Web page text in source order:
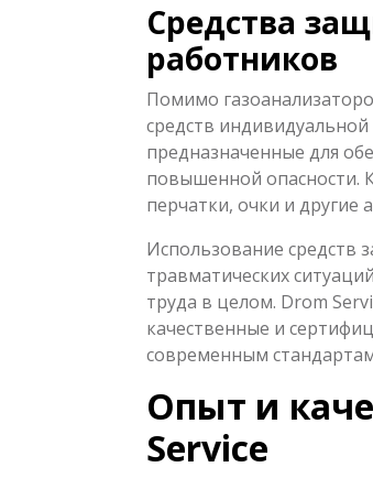
Средства
работников
Помимо
средств
предназначенные для
повышенной опасности.
перчатки, очки и другие
Использование средств
травматических
труда в целом. Drom
качественные и
современным
Опыт и
Service